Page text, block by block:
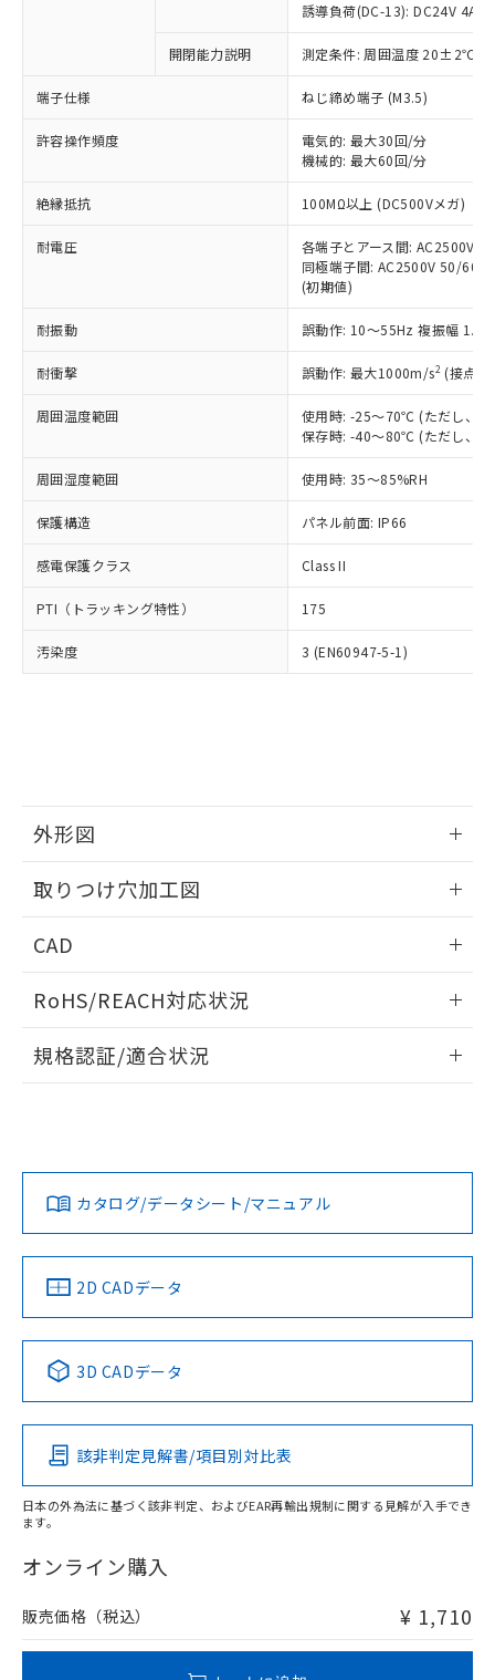
誘導負荷(DC-13): DC24V 4A/
開閉能力説明 測定条件: 周囲温度 20±2℃、
端子仕様 ねじ締め端子 (M3.5)
許容操作頻度
電気的: 最大30回/分
機械的: 最大60回/分
絶縁抵抗 100MΩ以上 (DC500Vメガ)
耐電圧
各端子とアース間: AC2500V
同極端子間: AC2500V 50/
(初期値)
耐振動 誤動作: 10～55Hz 複振幅
耐衝撃 誤動作: 最大1000m/s2 (接点
周囲温度範囲
使用時: -25～70℃ (ただし、氷
保存時: -40～80℃ (ただし、氷
周囲湿度範囲 使用時: 35～85%RH
保護構造 パネル前面: IP66
感電保護クラス Class II
PTI（トラッキング特性） 175
汚染度 3 (EN60947-5-1)
外形図
取りつけ穴加工図
CAD
ドすることができます。
ログイン/会員登録
ダウンロードデータをご利用いただく前に、以下を必ずお読
みください。
ソフトウェアの使用条件
RoHS/REACH対応状況
EU RoHS 注意事項・凡例
対応済み
中国 RoHS 注意事項・凡例
Pb Hg Cd Cr(VI)
O
在庫等で未対応品が混在する可能性があります。
問い合わせください。
規格認証/適合状況
カタログ/データシート/マニュアル
2D CADデータ
3D CADデータ
該非判定見解書/項目別対比表
日本の外為法に基づく該非判定、およびEAR再輸出規制に関する見解が入手でき
ます。
オンライン購入
販売価格（税込） ¥ 1,710
以下の条件をお読みいただき、同意のうえ
本サービスは、当社制御機器事業取扱
商品の当社在庫状況および標準価格
(税抜)を提供させていただくもので
当社制御機器事業取扱商品の中には、
本サービスの対象外となる商品もある
ことをご了承ください。
在庫状況および標準価格照会結果は、
記載している更新日時点での社内デー
タに基づき作成されるものであり、閲
覧された時点での実際の在庫および標
準価格とは異なる場合があることをご
正式な納期状況および標準価格はお客
様のお取引先、またはお客様担当のオ
ムロン制御機器販売店・当社販売員に
オムロン制御機器販売店や当社販売拠
販売ネットワーク
」をご確認
ください。
在庫状況および標準価格結果を当社の
事前の承諾なく第三者に漏洩または開
示しないようお願いします。
マイパーツ機能（部品リスト作成サー
ビス）をご利用いただくには、I-Web
品・サービスに関するお客様との取
をご了承ください。
※当社の共同利用者とは、
対応予定なし：EU RoHS指令（10物質）の
非含有に非対応の商品で、対応品を出す予
調査・確認中：EU RoHS指令（10物質）の
非含有の対応状況を調査中または確認中の
商品です。
害物質有無と関係のない商品です。
仕入先様の事情により、非含有部品として
いたものが、含有品と判明した場合などや
むを得ず変更することがあります。
鉛(Pb) 1000ppm以下、 水銀(Hg) 1000ppm以下、 カド
六価クロム(Cr(Ⅵ)) 1000ppm以下、ポリ臭化ビフェニル
類(PBB) 1000ppm以下、ポリ臭化ジフェニルエーテル類
(PBDE) 1000ppm以下、フタル酸ビス(2-エチルヘキシ
ル) (DEHP)(別名：DOP) 1000ppm以下、フタル酸ブチ
ルベンジル（BBP） 1000ppm以下、フタル酸ジブチル
（DBP） 1000ppm以下、フタル酸ジイソブチル
但し、RoHS指令で産業用監視および制御機器に対する
フタル酸エステル類の４物質については閾値を超える意
図的な使用がないことを確認しています。
※2 対応予定月
部品在庫の切り替え状況などにより、予定
月が前後することがあります。
下記の非含有証明書をダウンロードするこ
とができます。
EU RoHS指令（10物質）の非含有証明書
51物質の非含有証明書（当社基準）
※本証明書は発行日時点で非含有を証明す
ものではありません。
また、RoHS指令のフタル酸エステル類４
物質の対応では、対応完了までの期間は出
欄に対応日を記載しておりました。
既に当社にて対応品への在庫切替を完了
「○」：最大均質材料含有率が中国RoHSの
基準値以下であることを示します。
「×」：最大均質材料含有率が中国RoHSの
基準値を超えていることを示します。
「－」：未確認です。当社販売部門へお問
*中国RoHS10物質の基準値 (GB/T26572)：
Pb(鉛) :1000ppm、 Hg(水銀) : 1000ppm、 Cd(カドミウ
Cr(Ⅵ)(六価クロム) : 1000ppm、 PBBs(ポリ臭化ビフェ
ニル類) : 1000ppm、 PBDEs(ポリ臭化ジフェニルエーテ
ル類) : 1000ppm、
DBP(フタル酸ジブチル) : 1000ppm、 DIBP(フタル酸ジ
DEHP(フタル酸ビス(2-エチルヘキシル)) : 1000ppm
「ｅ」：有害物質（10物質）のすべてが基
準値以下であることを示します。
「10」：通常の使用状況下において有害物
質が外部に漏えいし、環境に深刻な影響を
当社は、これら貴社製品のうち、外国
為替および外国貿易法に定める商品
（以下｢規制貨物等」という）を輸出
または国外への提供する場合は、日本
国政府の輸出許可(または役務取引許
可)を取得するなどの必要な手続きを
当社は規制貨物を破棄する場合は、完
全に破砕するなど、違法に輸出されな
いよう必要な手段を講じます。
当社は貴社製品を、核兵器、ミサイ
ル、化学兵器、生物兵器またはその他
武器並びにこれらの製造装置等に一切
当社は、貴社製品を第三者に販売する
場合は、上記1、2および3の内容を当
該第三者に通知します。また当社は、
販売先および販売に係わる関係者が違
法に輸出するおそれがある場合は、取
一定数以上の在庫あり
一定数には満たないが在庫あり
在庫なし(最新の在庫状況につ
いては、お客様のお取引先、ま
たはお客様担当のオムロン制御
機器販売店・当社販売員にご確
認ください)
白
受注生産機種、また在庫状況の
情報を公開していない機種